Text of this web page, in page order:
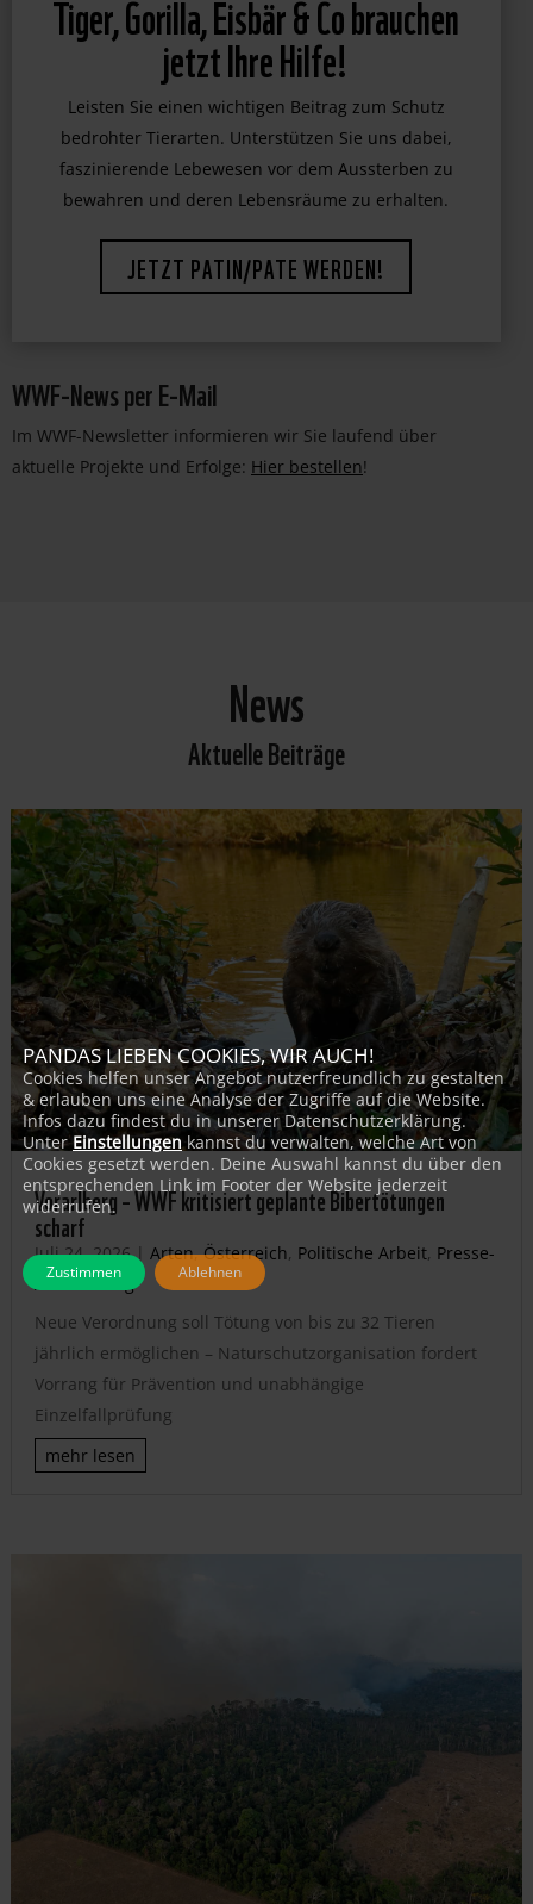
WWF-News per E-Mail
Im WWF-Newsletter informieren wir Sie laufend über
aktuelle Projekte und Erfolge: Hier bestellen!
News
Aktuelle Beiträge
Vorarlberg – WWF kritisiert geplante Bibertötungen
scharf
Juli 24, 2026| Arten,Österreich, Politische Arbeit, Presse-
Aussendung
Neue Verordnung soll Tötung von bis zu 32 Tieren
jährlich ermöglichen – Naturschutzorganisation fordert
Vorrang für Prävention und unabhängige
Einzelfallprüfung
mehr lesen
PANDAS LIEBEN COOKIES, WIR AUCH!
Cookies helfen unser Angebot nutzerfreundlich zu gestalten
& erlauben uns eine Analyse der Zugriffe auf die Website.
Infos dazu findest du in unserer Datenschutzerklärung.
UnterEinstellungen kannst du verwalten, welche Art von
Cookies gesetzt werden. Deine Auswahl kannst du über den
entsprechenden Link im Footer der Website jederzeit
widerrufen.
Zustimmen Ablehnen